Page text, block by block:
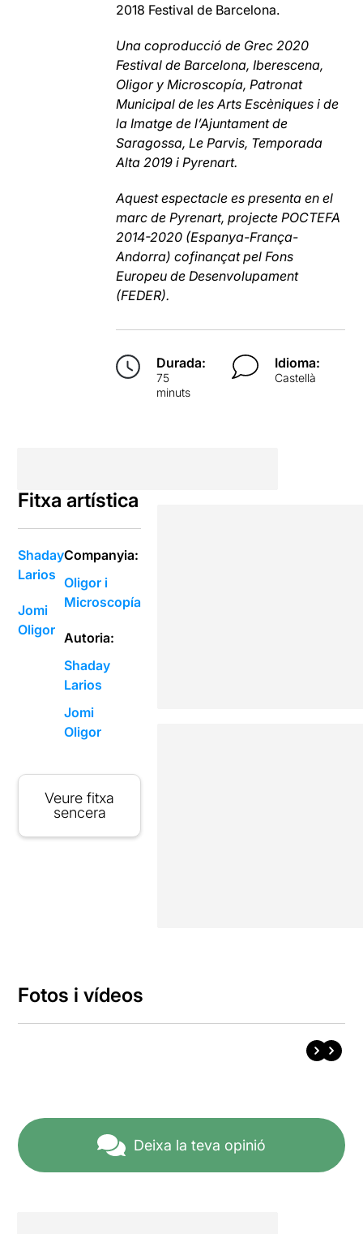
2018 Festival de Barcelona.
Una coproducció de Grec 2020
Festival de Barcelona, Iberescena,
Oligor y Microscopía, Patronat
Municipal de les Arts Escèniques i de
la Imatge de l’Ajuntament de
Saragossa, Le Parvis, Temporada
Alta 2019 i Pyrenart.
Aquest espectacle es presenta en el
marc de Pyrenart, projecte POCTEFA
2014-2020 (Espanya-França-
Andorra) cofinançat pel Fons
Europeu de Desenvolupament
(FEDER).
Durada:
75
minuts
Idioma:
Castellà
Fitxa artística
Shaday
Larios
Jomi
Oligor
Companyia:
Oligor i
Microscopía
Autoria:
Shaday
Larios
Jomi
Oligor
Veure fitxa
sencera
Fotos i vídeos
Deixa la teva opinió